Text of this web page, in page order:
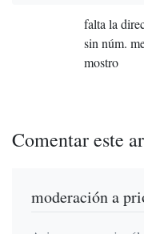
falta la
sin núm.
mostro
Comentar este
moderación a